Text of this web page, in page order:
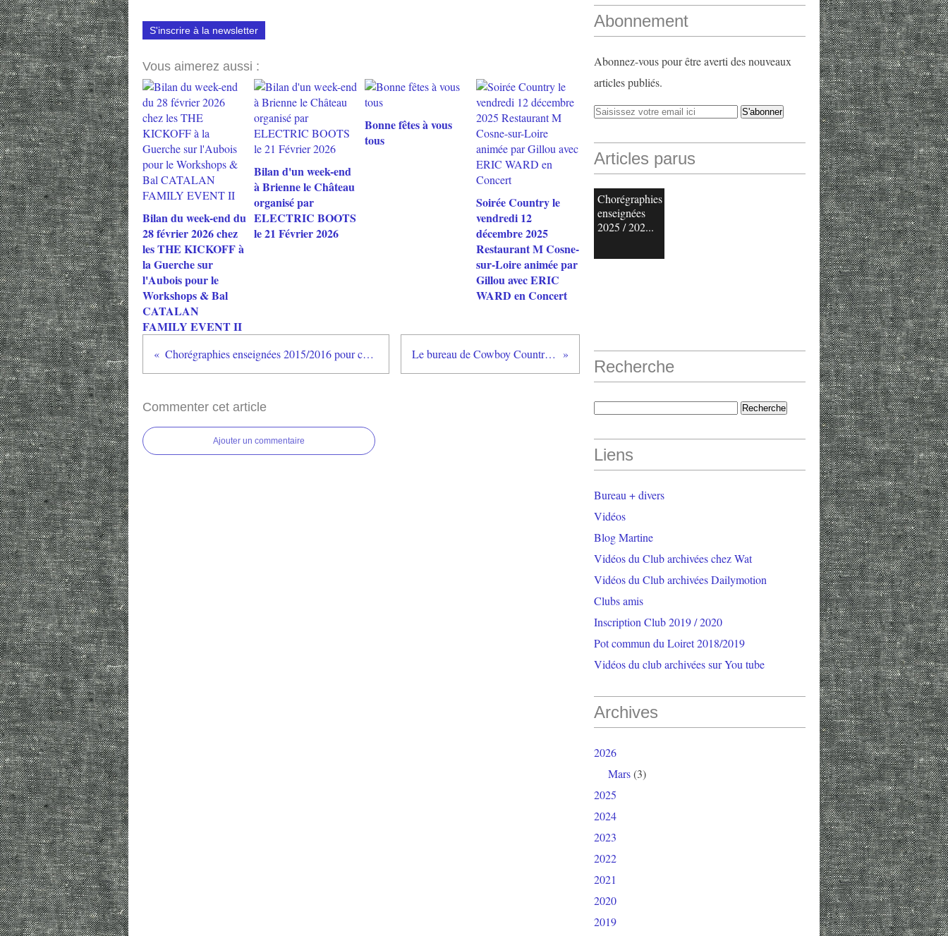
S'inscrire à la newsletter
Vous aimerez aussi :
Bilan du week-end du
28 février 2026 chez
les THE KICKOFF à
la Guerche sur
l'Aubois pour le
Workshops & Bal
CATALAN
FAMILY EVENT II
Bilan d'un week-end
à Brienne le Château
organisé par
ELECTRIC BOOTS
le 21 Février 2026
Bonne fêtes à vous
tous
Soirée Country le
vendredi 12
décembre 2025
Restaurant M Cosne-
sur-Loire animée par
Gillou avec ERIC
WARD en Concert
Chorégraphies enseignées 2015/2016 pour cette 8ème année ( 23 danses ) Le bureau de Cowboy Country 45 et les conditions
Commenter cet article
Ajouter un commentaire
Abonnement
Abonnez-vous pour être averti des nouveaux
articles publiés.
Articles parus
Chorégraphies
enseignées
2025 / 202...
Recherche
Liens
Bureau + divers
Vidéos
Blog Martine
Vidéos du Club archivées chez Wat
Vidéos du Club archivées Dailymotion
Clubs amis
Inscription Club 2019 / 2020
Pot commun du Loiret 2018/2019
Vidéos du club archivées sur You tube
Archives
2026
Mars(3)
2025
2024
2023
2022
2021
2020
2019